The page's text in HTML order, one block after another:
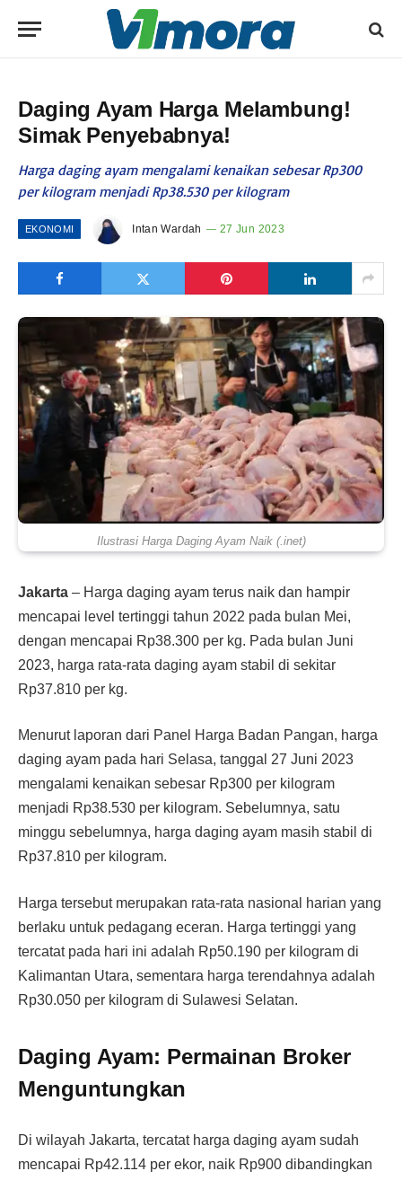
Daging Ayam Harga Melambung!
Simak Penyebabnya!
Harga daging ayam mengalami kenaikan sebesar Rp300
per kilogram menjadi Rp38.530 per kilogram
EKONOMI Intan Wardah 27 Jun 2023
Ilustrasi Harga Daging Ayam Naik (.inet)
Jakarta – Harga daging ayam terus naik dan hampir
mencapai level tertinggi tahun 2022 pada bulan Mei,
dengan mencapai Rp38.300 per kg. Pada bulan Juni
2023, harga rata-rata daging ayam stabil di sekitar
Rp37.810 per kg.
Menurut laporan dari Panel Harga Badan Pangan, harga
daging ayam pada hari Selasa, tanggal 27 Juni 2023
mengalami kenaikan sebesar Rp300 per kilogram
menjadi Rp38.530 per kilogram. Sebelumnya, satu
minggu sebelumnya, harga daging ayam masih stabil di
Rp37.810 per kilogram.
Harga tersebut merupakan rata-rata nasional harian yang
berlaku untuk pedagang eceran. Harga tertinggi yang
tercatat pada hari ini adalah Rp50.190 per kilogram di
Kalimantan Utara, sementara harga terendahnya adalah
Rp30.050 per kilogram di Sulawesi Selatan.
Daging Ayam: Permainan Broker
Menguntungkan
Di wilayah Jakarta, tercatat harga daging ayam sudah
mencapai Rp42.114 per ekor, naik Rp900 dibandingkan